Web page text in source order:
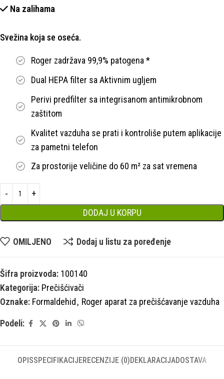
Na zalihama
Svežina koja se oseća.
Roger zadržava 99,9% patogena *
Dual HEPA filter sa Aktivnim ugljem
Perivi predfilter sa integrisanom antimikrobnom
zaštitom
Kvalitet vazduha se prati i kontroliše putem aplikacije
za pametni telefon
Za prostorije veličine do 60 m² za sat vremena
DODAJ U KORPU
OMILJENO Dodaj u listu za poređenje
Šifra proizvoda: 100140
Kategorija: Prečišćivači
Oznake: Formaldehid , Roger aparat za prečišćavanje vazduha
Podeli:
OPISSPECIFIKACIJERECENZIJE (0)DEKLARACIJADOSTAVA